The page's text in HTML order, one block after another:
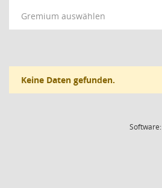
Gremium auswählen
Keine Daten gefunden.
Software: